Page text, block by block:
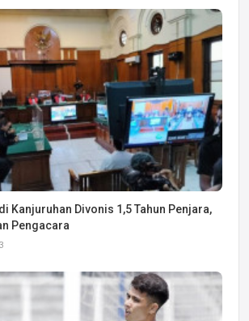
Kanjuruhan Divonis 1,5 Tahun Penjara,
Pengacara